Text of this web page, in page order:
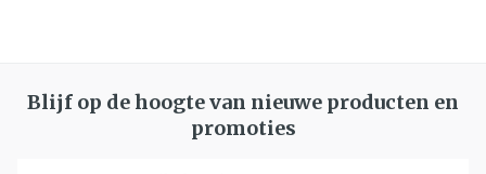
Blijf op de hoogte van nieuwe producten en
promoties